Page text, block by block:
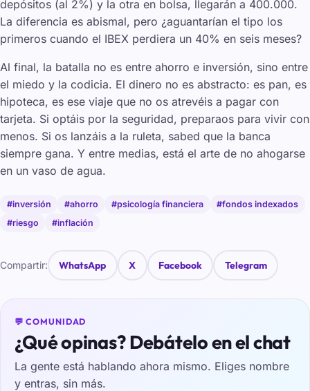
depósitos (al 2%) y la otra en bolsa, llegarán a 400.000.
La diferencia es abismal, pero ¿aguantarían el tipo los
primeros cuando el IBEX perdiera un 40% en seis meses?
Al final, la batalla no es entre ahorro e inversión, sino entre
el miedo y la codicia. El dinero no es abstracto: es pan, es
hipoteca, es ese viaje que no os atrevéis a pagar con
tarjeta. Si optáis por la seguridad, preparaos para vivir con
menos. Si os lanzáis a la ruleta, sabed que la banca
siempre gana. Y entre medias, está el arte de no ahogarse
en un vaso de agua.
#inversión #ahorro #psicología financiera
#fondos indexados
#riesgo
#inflación
Compartir: WhatsApp X Facebook Telegram
💬 COMUNIDAD
¿Qué opinas? Debátelo en el chat
La gente está hablando ahora mismo. Eliges nombre
y entras, sin más.